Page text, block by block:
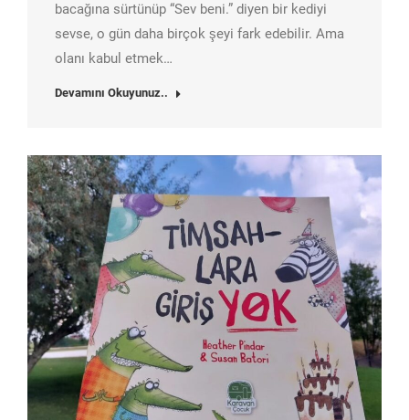
bacağına sürtünüp “Sev beni.” diyen bir kediyi
sevse, o gün daha birçok şeyi fark edebilir. Ama
olanı kabul etmek…
Devamını Okuyunuz..